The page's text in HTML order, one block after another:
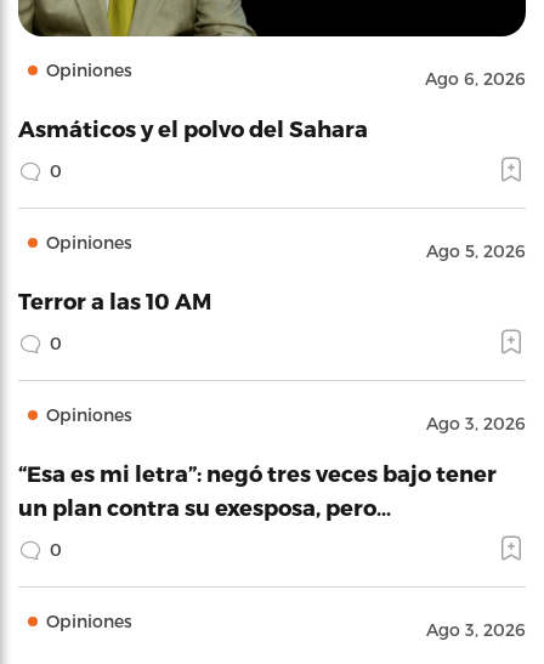
Opiniones Ago 6, 2026
Asmáticos y el polvo del Sahara
0
Opiniones Ago 5, 2026
Terror a las 10 AM
0
Opiniones Ago 3, 2026
“Esa es mi letra”: negó tres veces bajo tener
un plan contra su exesposa, pero…
0
Opiniones Ago 3, 2026